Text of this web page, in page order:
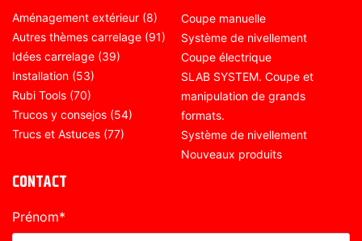
Aménagement extérieur (8)
Autres thèmes carrelage (91)
Idées carrelage (39)
Installation (53)
Rubi Tools (70)
Trucos y consejos (54)
Trucs et Astuces (77)
Coupe manuelle
Système de nivellement
Coupe électrique
SLAB SYSTEM. Coupe et
manipulation de grands
formats.
Système de nivellement
Nouveaux produits
CONTACT
Prénom*